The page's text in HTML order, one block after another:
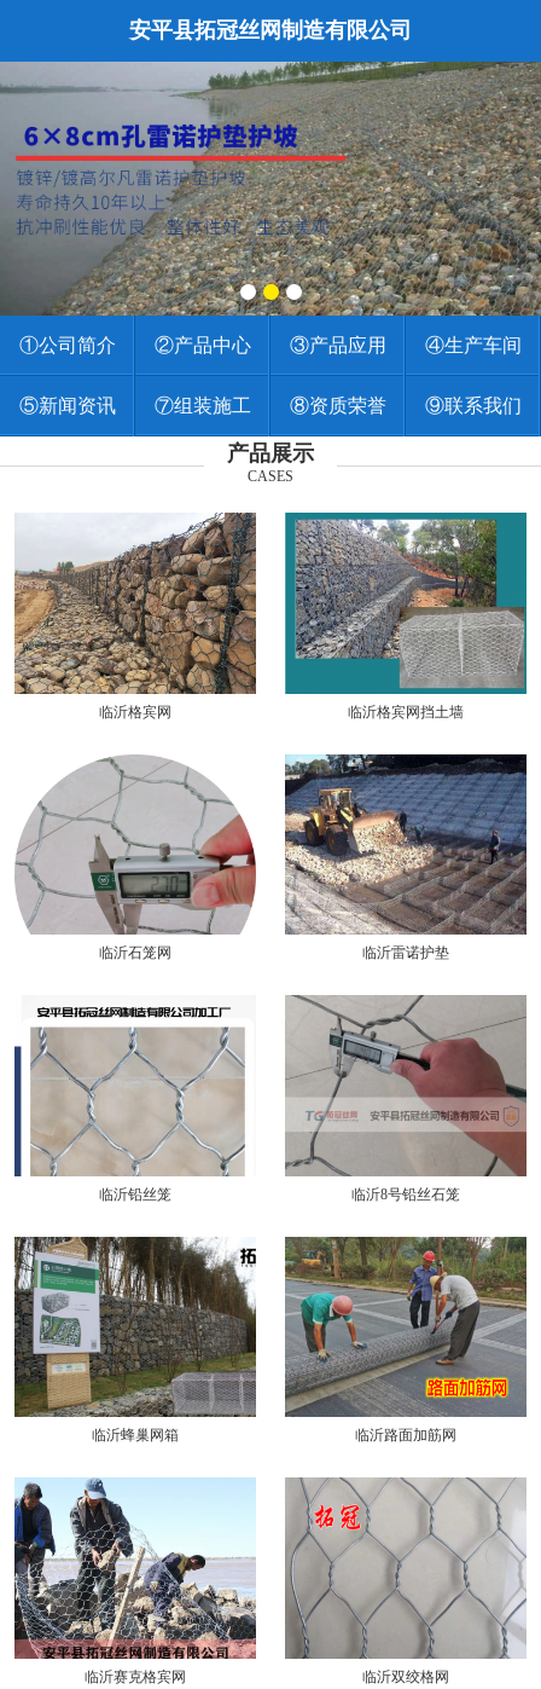
安平县拓冠丝网制造有限公司
①公司简介 ②产品中心 ③产品应用 ④生产车间
⑤新闻资讯 ⑦组装施工 ⑧资质荣誉 ⑨联系我们
产品展示
CASES
临沂格宾网 临沂格宾网挡土墙
临沂石笼网 临沂雷诺护垫
临沂铅丝笼 临沂8号铅丝石笼
临沂蜂巢网箱 临沂路面加筋网
临沂赛克格宾网 临沂双绞格网